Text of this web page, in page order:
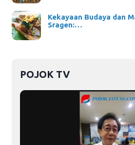
Kekayaan Budaya dan
Sragen:…
POJOK TV